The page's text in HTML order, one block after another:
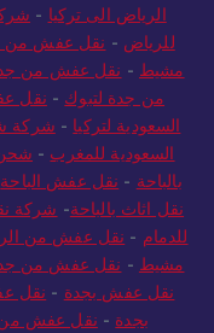
الرياض الى تركيا -
للرياض - نقل عفش من
مشيط - نقل عفش من
من جدة لتبوك - نقل
السعودية لتركيا - شركة
السعودية للمغرب -
بالباحة - نقل عفش الباحة
نقل اثاث بالباحة- شركة
للدمام - نقل عفش من
مشيط - نقل عفش من
نقل عفش بجدة - نقل
بجدة - نقل عفش من